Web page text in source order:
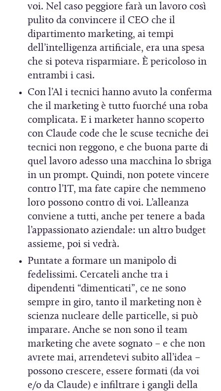
voi. Nel caso peggiore farà un lavoro così
pulito da convincere il CEO che il
dipartimento marketing, ai tempi
dell’intelligenza artificiale, era una spesa
che si poteva risparmiare. È pericoloso in
entrambi i casi.
Con l’AI i tecnici hanno avuto la conferma
che il marketing è tutto fuorché una roba
complicata. E i marketer hanno scoperto
con Claude code che le scuse tecniche dei
tecnici non reggono, e che buona parte di
quel lavoro adesso una macchina lo sbriga
in un prompt. Quindi, non potete vincere
contro l’IT, ma fate capire che nemmeno
loro possono contro di voi. L’alleanza
conviene a tutti, anche per tenere a bada
l’appassionato aziendale: un altro budget
assieme, poi si vedrà.
Puntate a formare un manipolo di
fedelissimi. Cercateli anche tra i
dipendenti “dimenticati”, ce ne sono
sempre in giro, tanto il marketing non è
scienza nucleare delle particelle, si può
imparare. Anche se non sono il team
marketing che avete sognato – e che non
avrete mai, arrendetevi subito all’idea –
possono crescere, essere formati (da voi
e/o da Claude) e infiltrare i gangli della